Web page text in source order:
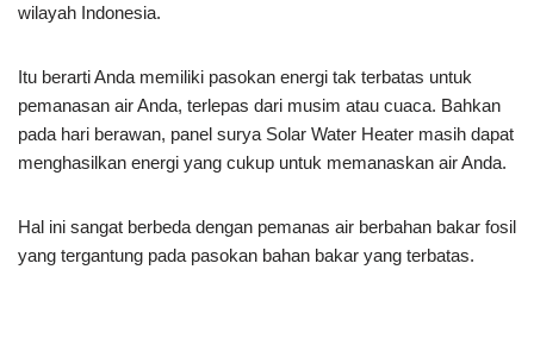
wilayah Indonesia.
Itu berarti Anda memiliki pasokan energi tak terbatas untuk
pemanasan air Anda, terlepas dari musim atau cuaca. Bahkan
pada hari berawan, panel surya Solar Water Heater masih dapat
menghasilkan energi yang cukup untuk memanaskan air Anda.
Hal ini sangat berbeda dengan pemanas air berbahan bakar fosil
yang tergantung pada pasokan bahan bakar yang terbatas.